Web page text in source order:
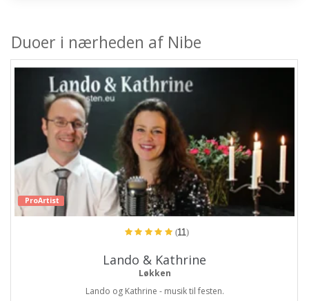
Duoer i nærheden af Nibe
ProArtist
(11)
Lando & Kathrine
Løkken
Lando og Kathrine - musik til festen.